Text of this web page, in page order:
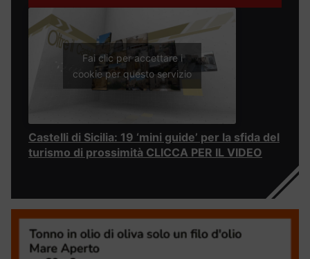
Fai clic per accettare i
cookie per questo servizio
Castelli di Sicilia: 19 ‘mini guide’ per la sfida del
turismo di prossimità CLICCA PER IL VIDEO